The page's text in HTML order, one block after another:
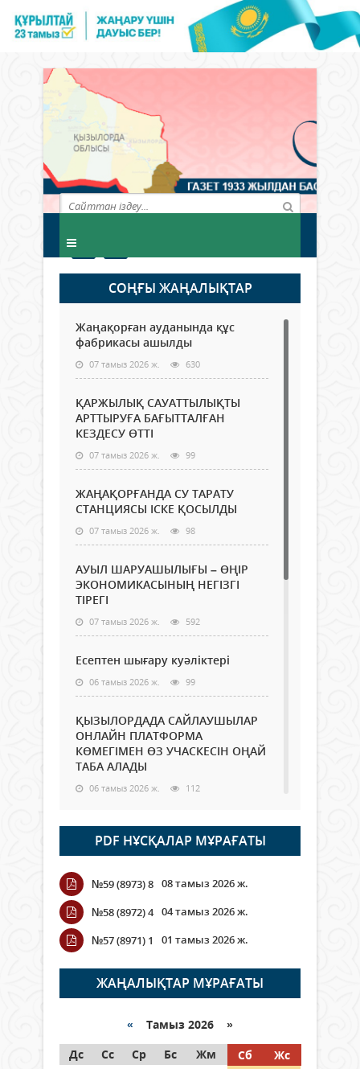
СОҢҒЫ ЖАҢАЛЫҚТАР
Жаңақорған ауданында құс
фабрикасы ашылды
07 тамыз 2026 ж. 630
ҚАРЖЫЛЫҚ САУАТТЫЛЫҚТЫ
АРТТЫРУҒА БАҒЫТТАЛҒАН
КЕЗДЕСУ ӨТТІ
07 тамыз 2026 ж. 99
ЖАҢАҚОРҒАНДА СУ ТАРАТУ
СТАНЦИЯСЫ ІСКЕ ҚОСЫЛДЫ
07 тамыз 2026 ж. 98
АУЫЛ ШАРУАШЫЛЫҒЫ – ӨҢІР
ЭКОНОМИКАСЫНЫҢ НЕГІЗГІ
ТІРЕГІ
07 тамыз 2026 ж. 592
Есептен шығару куәліктері
06 тамыз 2026 ж. 99
ҚЫЗЫЛОРДАДА САЙЛАУШЫЛАР
ОНЛАЙН ПЛАТФОРМА
КӨМЕГІМЕН ӨЗ УЧАСКЕСІН ОҢАЙ
ТАБА АЛАДЫ
06 тамыз 2026 ж. 112
Open Air: Қызылорда облысы
полиция департаменті 20
мыңнан астам көрерменнің
қауіпсіздігін қамтамасыз етті
06 тамыз 2026 ж.
Wi-Fi ҚАБЫРҒА АРҚЫЛЫ ҚАЛАЙ
ӨТЕДІ?
06 тамыз 2026 ж. 288
граждане Казахстана,
05 тамыз 2026 ж. 168
PDF НҰСҚАЛАР МҰРАҒАТЫ
№59 (8973) 8 08 тамыз 2026 ж.
№58 (8972) 4 04 тамыз 2026 ж.
№57 (8971) 1
01 тамыз 2026 ж.
ЖАҢАЛЫҚТАР МҰРАҒАТЫ
« Тамыз 2026 »
Дс
Сс Ср Бс Жм Сб
Жс